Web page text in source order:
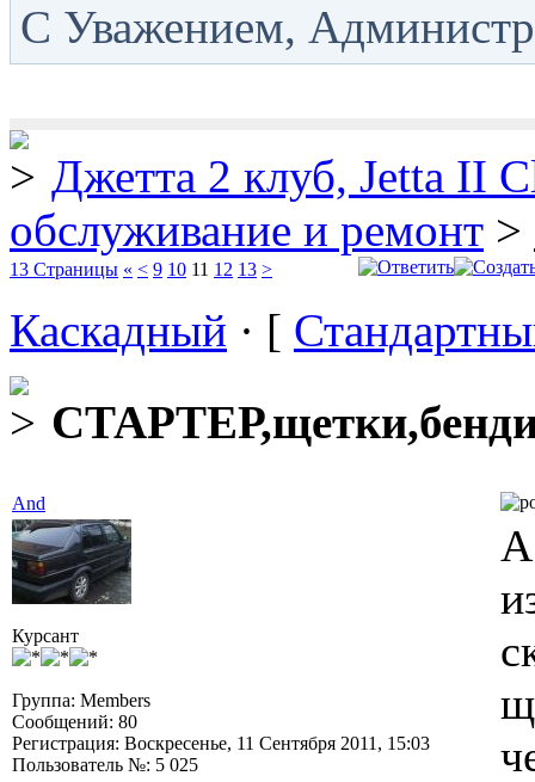
С Уважением,
Джетта 2 клуб, Jetta II
обслуживание и ремонт >
13 Страницы « < 9 10 11 12 13 >
Каскадный · [
And
Курсант
Группа: Members
Сообщений: 80
Регистрация: Воскресенье, 11 Сентября 2011, 15:03
Пользователь №: 5 025
А